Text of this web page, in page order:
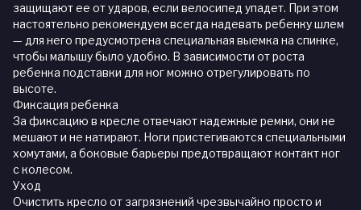
защищают ее от ударов, если велосипед упадет. При этом
настоятельно рекомендуем всегда надевать ребенку шлем
— для него предусмотрена специальная выемка на спинке,
чтобы малышу было удобно. В зависимости от роста
ребенка подставки для ног можно отрегулировать по
высоте.
Фиксация ребенка
За фиксацию в кресле отвечают надежные ремни, они не
мешают и не натирают. Ноги пристегиваются специальными
хомутами, а боковые барьеры предотвращают контакт ног
с колесом.
Уход
Очистить кресло от загрязнений чрезвычайно просто и